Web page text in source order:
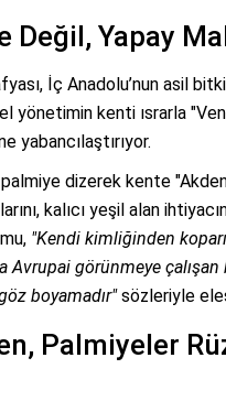
Yapay
İç Anadolu’nun asil
yönetimin kenti ısrarla
yabancılaştırıyor.
palmiye dizerek kente
kalıcı yeşil alan
"Kendi kimliğinden
Avrupai görünmeye
boyamadır"sözleriyle
Palmiyeler